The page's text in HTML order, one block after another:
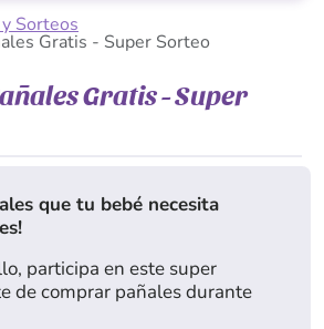
Sorteos
Gratis - Super Sorteo
Gratis - Super
que tu bebé necesita
participa en este super
de comprar pañales durante